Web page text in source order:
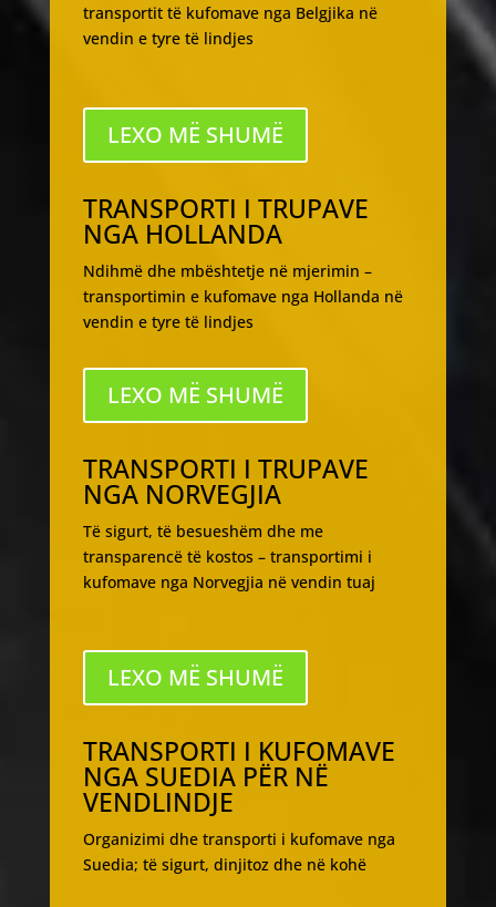
transportit të kufomave nga Belgjika në
vendin e tyre të lindjes
LEXO MË SHUMË
TRANSPORTI I TRUPAVE
NGA HOLLANDA
Ndihmë dhe mbështetje në mjerimin –
transportimin e kufomave nga Hollanda në
vendin e tyre të lindjes
LEXO MË SHUMË
TRANSPORTI I TRUPAVE
NGA NORVEGJIA
Të sigurt, të besueshëm dhe me
transparencë të kostos – transportimi i
kufomave nga Norvegjia në vendin tuaj
LEXO MË SHUMË
TRANSPORTI I KUFOMAVE
NGA SUEDIA PËR NË
VENDLINDJE
Organizimi dhe transporti i kufomave nga
Suedia; të sigurt, dinjitoz dhe në kohë